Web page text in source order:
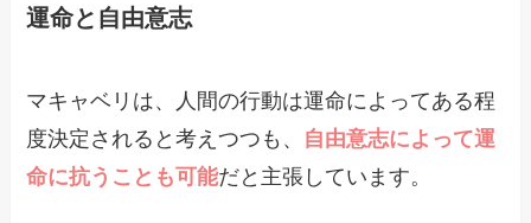
運命と自由意志
マキャベリは、人間の行動は運命によってある程
度決定されると考えつつも、 自由意志によって運
命に抗うことも可能だと主張しています。